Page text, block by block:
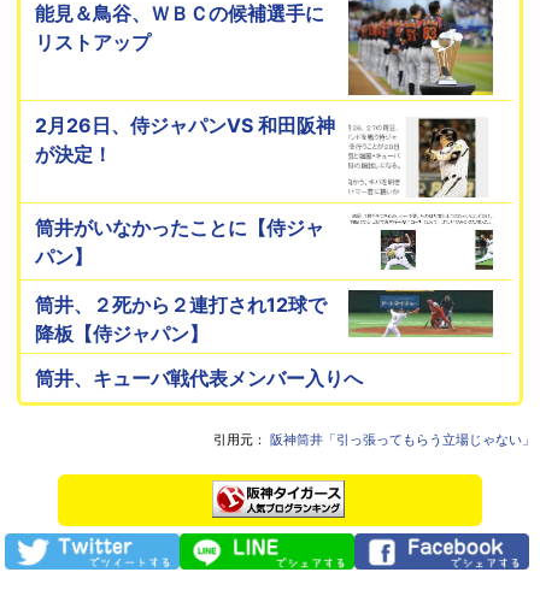
能見＆鳥谷、ＷＢＣの候補選手に
リストアップ
2月26日、侍ジャパンVS 和田阪神
が決定！
筒井がいなかったことに【侍ジャ
パン】
筒井、２死から２連打され12球で
降板【侍ジャパン】
筒井、キューバ戦代表メンバー入りへ
引用元： 阪神筒井「引っ張ってもらう立場じゃない」